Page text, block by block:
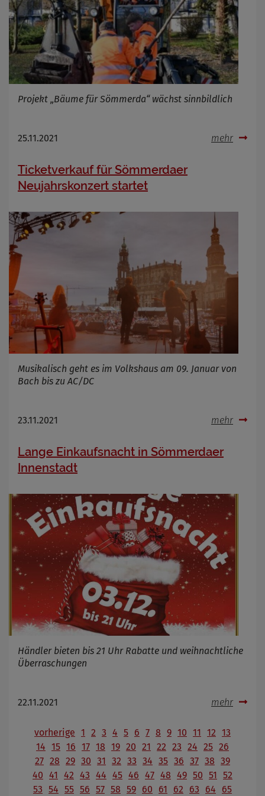
Projekt „Bäume für Sömmerda“ wächst sinnbildlich
25.11.2021 mehr
Ticketverkauf für Sömmerdaer
Neujahrskonzert startet
Musikalisch geht es im Volkshaus am 09. Januar von
Bach bis zu AC/DC
23.11.2021 mehr
Lange Einkaufsnacht in Sömmerdaer
Innenstadt
Händler bieten bis 21 Uhr Rabatte und weihnachtliche
Überraschungen
22.11.2021 mehr
vorherige 1 2 3 4 5 6 7 8 9 10 11 12 13
14 15 16 17 18 19 20 21 22 23 24 25 26
27 28 29 30 31 32 33 34 35 36 37 38 39
40 41 42 43 44 45 46 47 48 49 50 51
52
53 54 55 56 57 58 59 60 61 62 63 64
65